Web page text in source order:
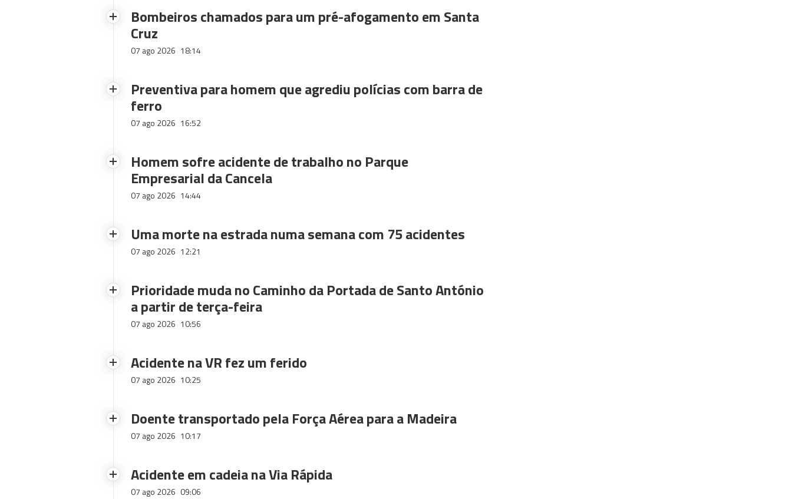
Bombeiros chamados para um pré-afogamento em Santa
Cruz
07 ago 2026 18:14
Preventiva para homem que agrediu polícias com barra de
ferro
07 ago 2026 16:52
Homem sofre acidente de trabalho no Parque
Empresarial da Cancela
07 ago 2026 14:44
Uma morte na estrada numa semana com 75 acidentes
07 ago 2026 12:21
Prioridade muda no Caminho da Portada de Santo António
a partir de terça-feira
07 ago 2026 10:56
Acidente na VR fez um ferido
07 ago 2026 10:25
Doente transportado pela Força Aérea para a Madeira
07 ago 2026 10:17
Acidente em cadeia na Via Rápida
07 ago 2026 09:06